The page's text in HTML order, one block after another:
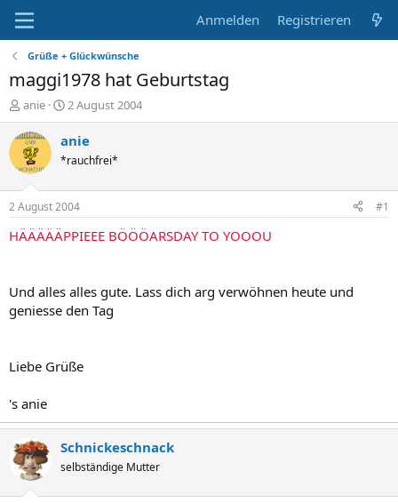
Anmelden Registrieren
Grüße + Glückwünsche
maggi1978 hat Geburtstag
E
r
s
t
e
e
r
anie
E
r
s
e
l
t
a
2 August 2004
anie
*rauchfrei*
2 August 2004 #1
HÄÄÄÄÄPPIEEE BÖÖÖARSDAY TO YOOOU
Und alles alles gute. Lass dich arg verwöhnen heute und
geniesse den Tag
Liebe Grüße
's anie
Schnickeschnack
selbständige Mutter